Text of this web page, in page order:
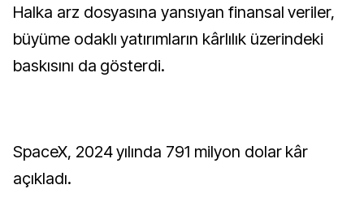
Halka arz dosyasına yansıyan finansal veriler,
büyüme odaklı yatırımların kârlılık üzerindeki
baskısını da gösterdi.
SpaceX, 2024 yılında 791 milyon dolar kâr
açıkladı.